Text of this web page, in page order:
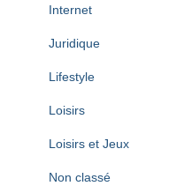
Internet
Juridique
Lifestyle
Loisirs
Loisirs et Jeux
Non classé